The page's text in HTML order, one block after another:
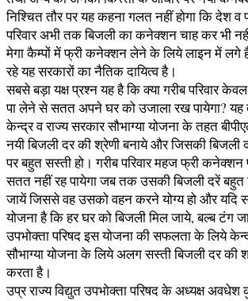
निश्चित तौर पर यह कहना गलत नहीं होगा कि देश व
परिवार अभी तक बिजली का कनेक्शन चाह कर भी
मेगा कैम्पों में फ्री कनेक्शन लेने के लिये लाइन में लगे
रहे यह सरकारों का नैतिक दायित्व है।
सबसे बड़ा यक्ष प्रश्न यह है कि क्या गरीब परिवार
पा लेने से सतत अपने घर को उजाला रख पायेगा? यह
केन्द्र व राज्य सरकार सौभाग्या योजना के तहत
नयी बिजली दर की श्रेणी बनाये और जिसकी बिजली
पर बहुत सस्ती हो। गरीब परिवार महज फ्री
सतत नहीं रह पायेगा जब तक उसकी बिजली दरें बहुत
जायें जिससे वह उसको वहन करने योग्य हो और यदि
योजना है कि हर घर को बिजली मिल जाये, बल्ब टंग
उपभोक्ता परिषद इस योजना की सफलता के लिये
सौभाग्या योजना के लिये अलग सस्ती बिजली दर की
करता है।
उप्र राज्य विद्युत उपभोक्ता परिषद के अध्यक्ष अवधेश